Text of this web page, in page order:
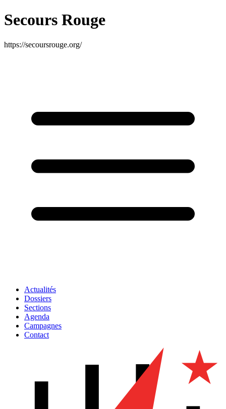
Secours Rouge
https://secoursrouge.org/
Actualités
Dossiers
Sections
Agenda
Campagnes
Contact